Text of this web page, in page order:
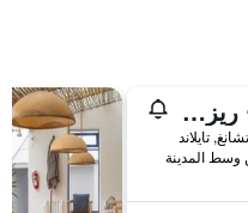
كو تشانج ريزورت